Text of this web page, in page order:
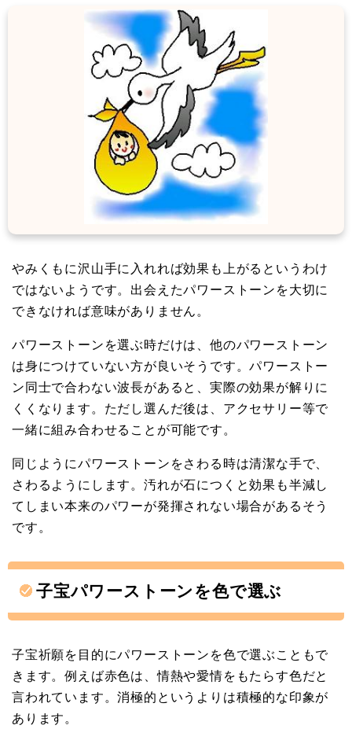
やみくもに沢山手に入れれば効果も上がるというわけ
ではないようです。出会えたパワーストーンを大切に
できなければ意味がありません。
パワーストーンを選ぶ時だけは、他のパワーストーン
は身につけていない方が良いそうです。パワーストー
ン同士で合わない波長があると、実際の効果が解りに
くくなります。ただし選んだ後は、アクセサリー等で
一緒に組み合わせることが可能です。
同じようにパワーストーンをさわる時は清潔な手で、
さわるようにします。汚れが石につくと効果も半減し
てしまい本来のパワーが発揮されない場合があるそう
です。
子宝パワーストーンを色で選ぶ
子宝祈願を目的にパワーストーンを色で選ぶこともで
きます。例えば赤色は、情熱や愛情をもたらす色だと
言われています。消極的というよりは積極的な印象が
あります。